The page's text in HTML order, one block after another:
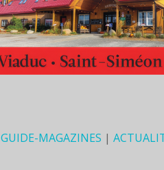
GUIDE-MAGAZINES |